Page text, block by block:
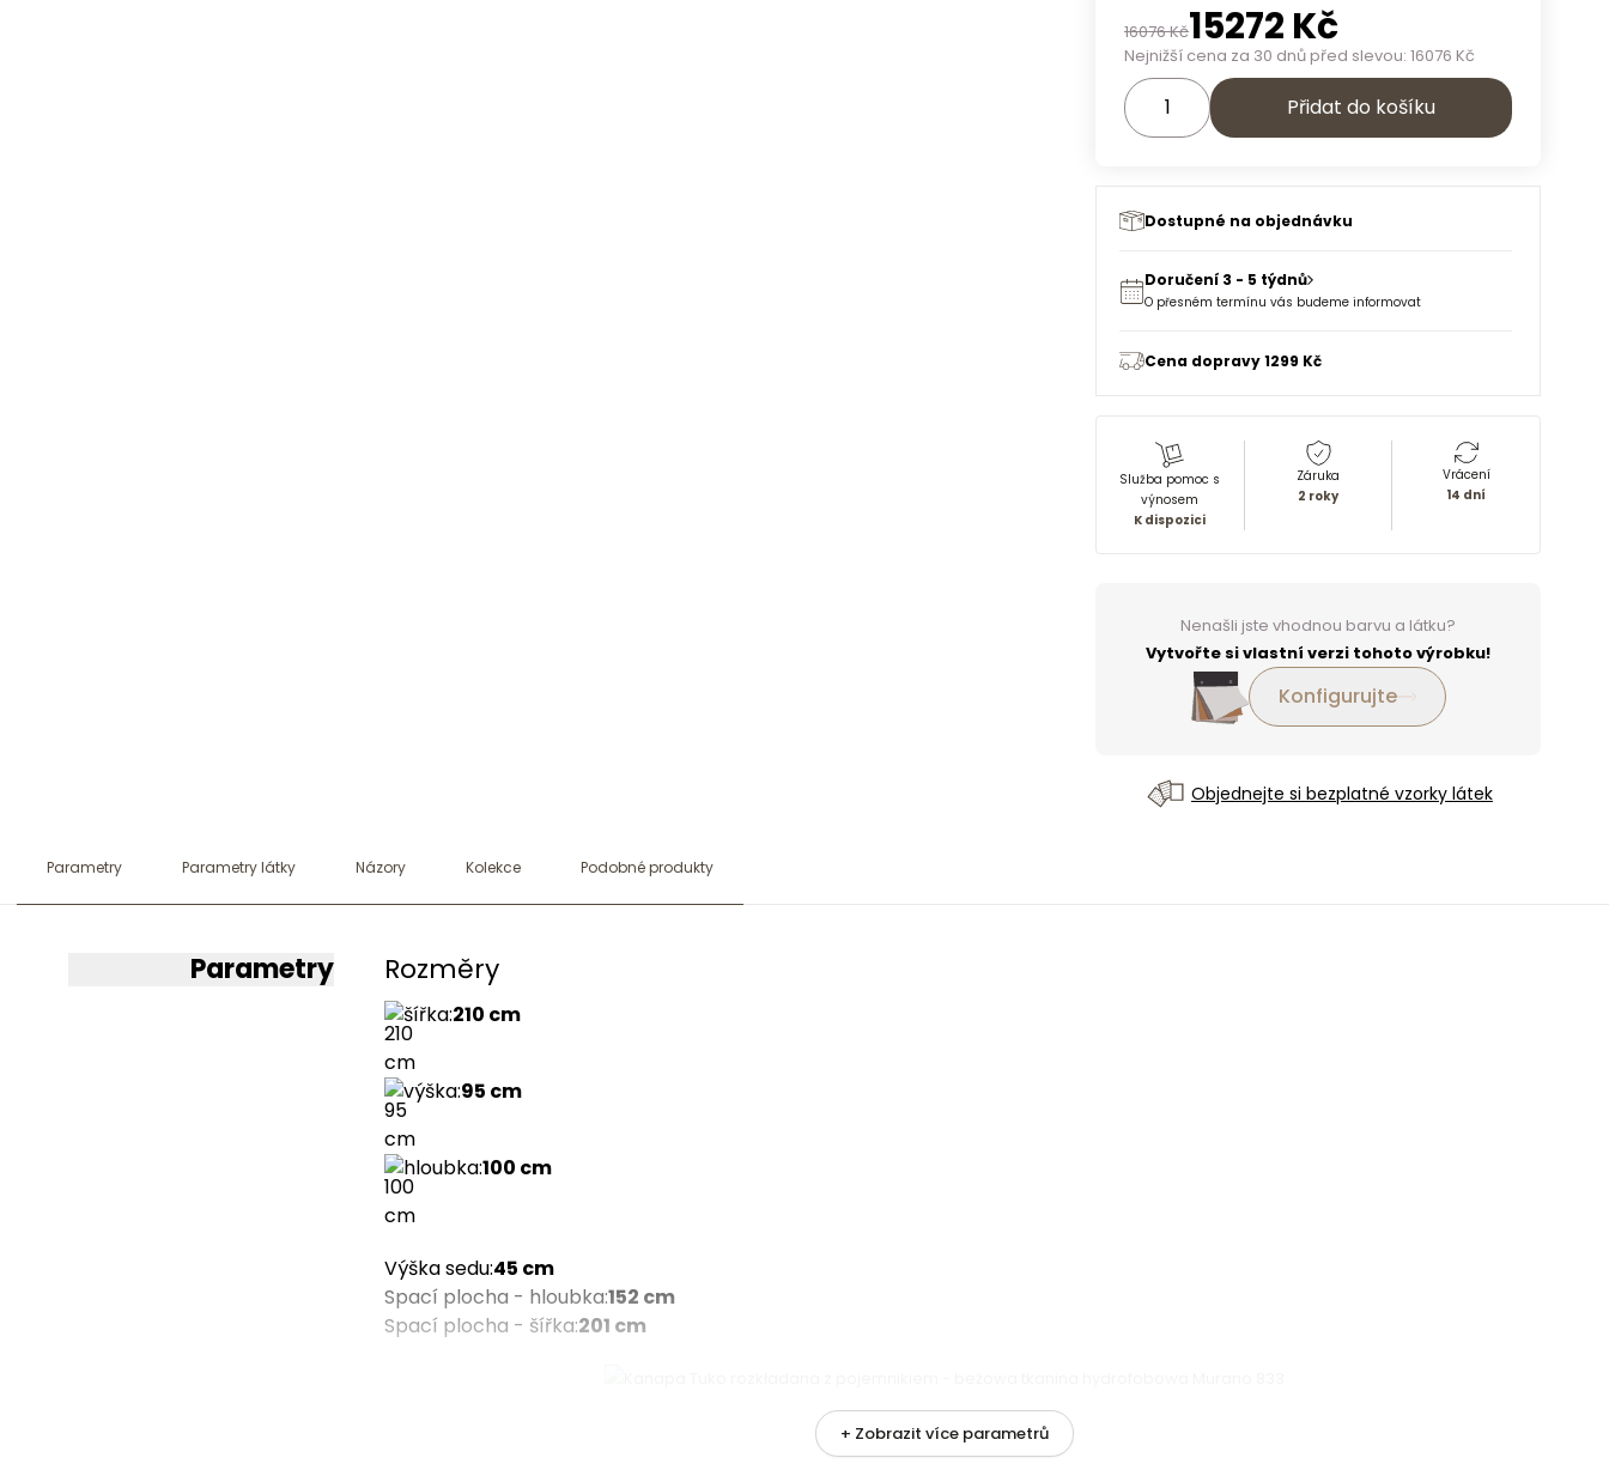
16076Kč15272 Kč
Nejnižší cena za 30 dnů před slevou: 16076 Kč
Přidat do košíku
Dostupné na objednávku
Doručení 3 - 5 týdnů
O přesném termínu vás budeme informovat
Cena dopravy 1299 Kč
Služba pomoc s
výnosem
K dispozici
Záruka
2 roky
Vrácení
14 dní
Nenašli jste vhodnou barvu a látku?
Vytvořte si vlastní verzi tohoto výrobku!
Konfigurujte
Objednejte si bezplatné vzorky látek
Parametry Parametry látky Názory Kolekce Podobné produkty
Parametry Rozměry
šířka:210 cm
výška:95 cm
hloubka:100 cm
Výška sedu:45 cm
Spací plocha - hloubka:152 cm
Spací plocha - šířka:201 cm
+ Zobrazit více parametrů